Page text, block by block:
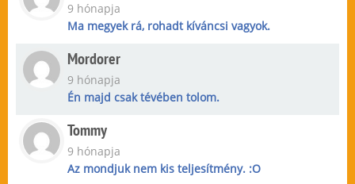
9 hónapja
Ma megyek rá, rohadt kíváncsi vagyok.
Mordorer
9 hónapja
Én majd csak tévében tolom.
Tommy
9 hónapja
Az mondjuk nem kis teljesítmény. :O